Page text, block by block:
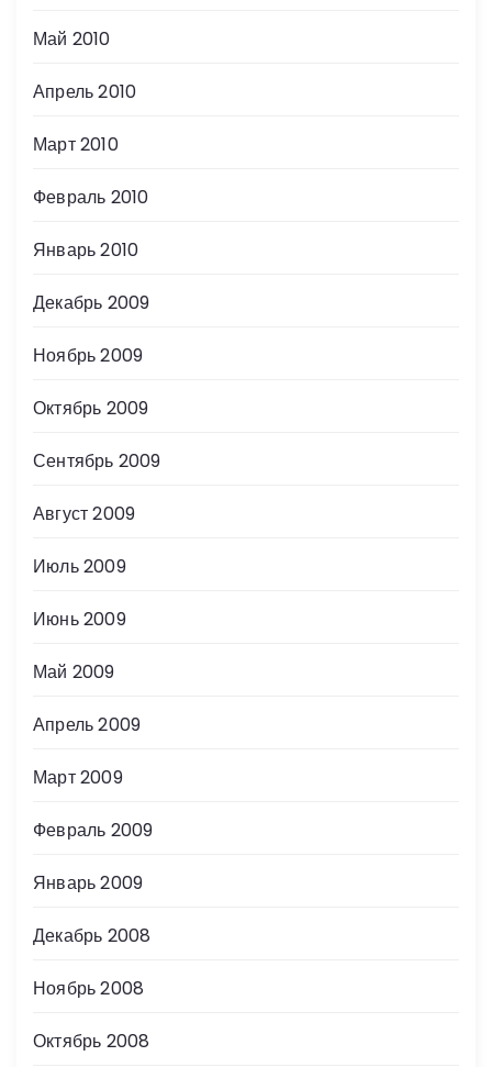
Май 2010
Апрель 2010
Март 2010
Февраль 2010
Январь 2010
Декабрь 2009
Ноябрь 2009
Октябрь 2009
Сентябрь 2009
Август 2009
Июль 2009
Июнь 2009
Май 2009
Апрель 2009
Март 2009
Февраль 2009
Январь 2009
Декабрь 2008
Ноябрь 2008
Октябрь 2008